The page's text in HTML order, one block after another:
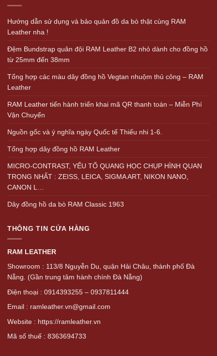
Hướng dẫn sử dụng và bảo quản đồ da bò thật cùng RAM
Leather nha !
Đệm Bundstrap quân đội RAM Leather B2 nhỏ dành cho đồng hồ
từ 25mm đến 38mm
Tổng hợp các màu dây đồng hồ Vegtan nhuộm thủ công – RAM
Leather
RAM Leather tiến hành triển khai mã QR thanh toán – Miễn Phí
Vận Chuyển
Nguồn gốc và ý nghĩa ngày Quốc tế Thiếu nhi 1-6.
Tổng hợp dây đồng hồ RAM Leather
MICRO-CONTRAST, YẾU TỐ QUANG HỌC CHỤP HÌNH QUAN
TRỌNG NHẤT : ZEISS, LEICA, SIGMA ART, NIKON NANO,
CANON L…
Dây đồng hồ da bò RAM Classic 1963
THÔNG TIN CỬA HÀNG
RAM LEATHER
Showroom : 113/8 Nguyễn Du, quận Hải Châu, thành phố Đà
Nẵng. (Gần trung tâm hành chính Đà Nẵng)
Điện thoại : 0914393255 – 0937811444
Email : ramleather.vn@gmail.com
Website : https://ramleather.vn
Mã số thuế : 8363694733